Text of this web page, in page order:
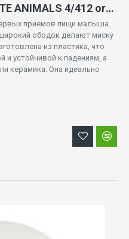
Миска пластиковая CUTE ANIMALS 4/412 orange FOX
приемов пищи малыша.
ободок делают миску
​​из пластика, что
и устойчивой к падениям, а
керамика. Она идеально